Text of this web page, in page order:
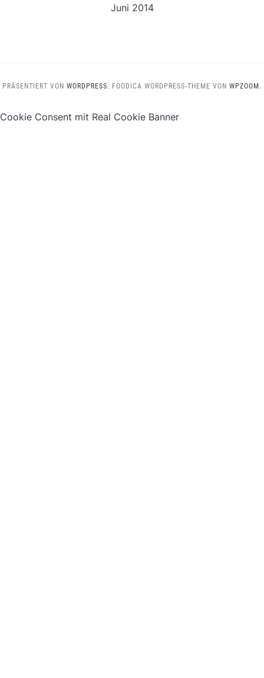
Juni 2014
PRÄSENTIERT VON WORDPRESS. FOODICA WORDPRESS-THEME VON WPZOOM.
Cookie Consent mit Real Cookie Banner